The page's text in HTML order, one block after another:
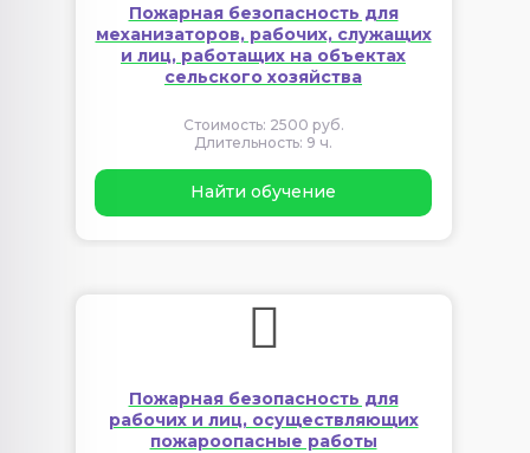
Пожарная безопасность для
механизаторов, рабочих, служащих
и лиц, работащих на объектах
сельского хозяйства
Стоимость: 2500 руб.
Длительность: 9 ч.
Найти обучение
Пожарная безопасность для
рабочих и лиц, осуществляющих
пожароопасные работы